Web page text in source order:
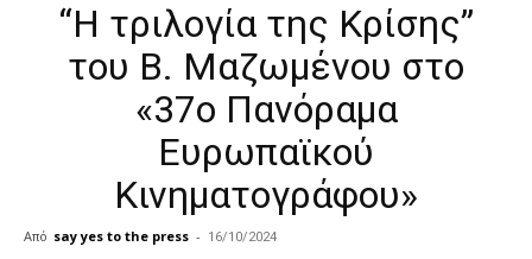
“Η τριλογία της Κρίσης”
του Β. Μαζωμένου στο
«37ο Πανόραμα
Ευρωπαϊκού
Κινηματογράφου»
Από say yes to the press - 16/10/2024